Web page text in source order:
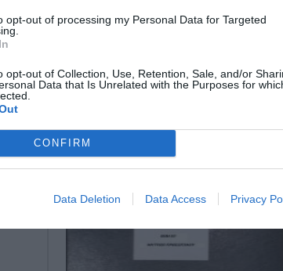
opt-out of processing my Personal Data for Targeted
opt-out of Collection, Use, Retention, Sale, and/or
Data that Is Unrelated with the Purposes for
CONFIRM
Data Deletion Data Access Privacy